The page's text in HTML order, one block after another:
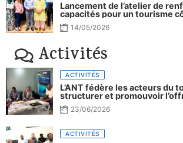
Lancement de l’atelier de
capacités pour un tourisme
Djibouti.
14/05/2026
Activités
ACTIVITÉS
L’ANT fédère les acteurs du
structurer et promouvoir
nationale
23/06/2026
ACTIVITÉS